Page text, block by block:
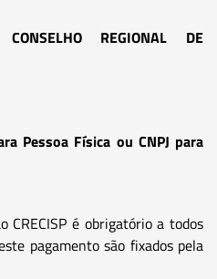
REGIONAL DE
Pessoa Física ou CNPJ para
CRECISP é obrigatório a todos
pagamento são fixados pela